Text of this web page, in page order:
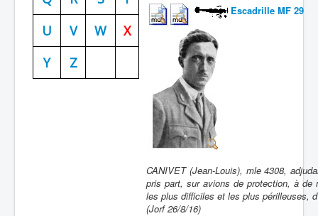
Cahiers des As
U
V W
X
Y
Z
Escadrille MF 29
CANIVET (Jean-Louis), mle 4308,
pris part, sur avions de protection, à de
les plus difficiles et les plus périlleuses,
(Jorf 26/8/16)